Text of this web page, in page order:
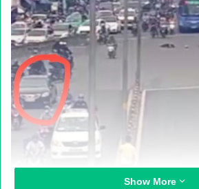
Show More